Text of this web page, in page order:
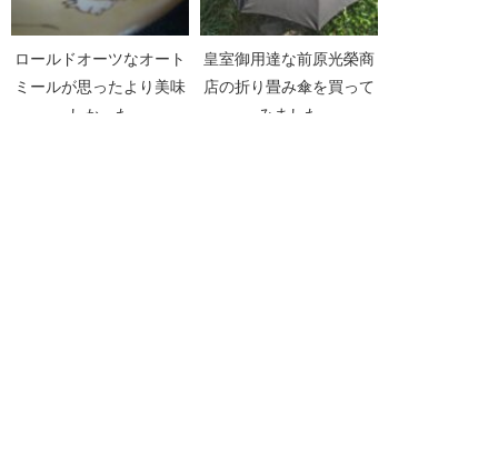
ロールドオーツなオート
ミールが思ったより美味
しかった
皇室御用達な前原光榮商
店の折り畳み傘を買って
みました